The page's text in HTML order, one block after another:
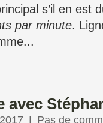
s’il en est
par minute.
avec
Pas de